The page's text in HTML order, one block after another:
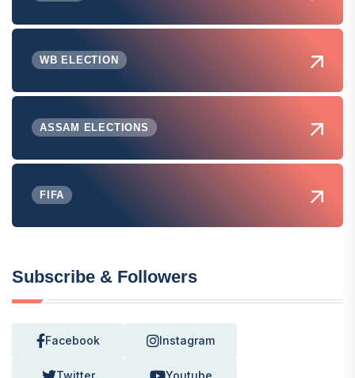
WB ELECTION
ASSAM ELECTIONS
FIFA
Subscribe & Followers
Facebook Instagram
Twitter Youtube